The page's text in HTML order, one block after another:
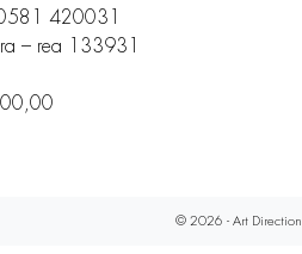
420031
– rea 133931
© 2026 - Art Direction